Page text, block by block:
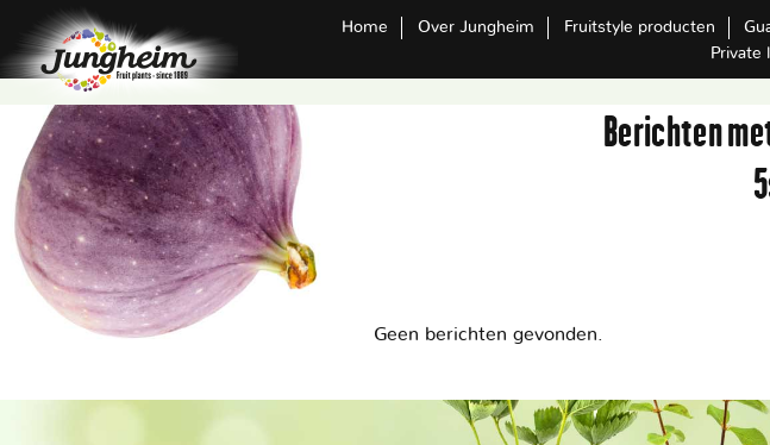
Home Over Jungheim Fruitstyle producten
Private
Berichten
Geen berichten gevonden.